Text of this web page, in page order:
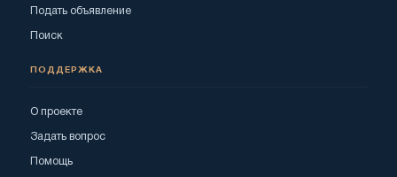
Подать объявление
Поиск
ПОДДЕРЖКА
О проекте
Задать вопрос
Помощь